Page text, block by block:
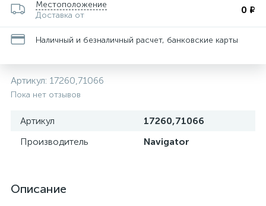
Местоположение
Доставка от
0 ₽
Наличный и безналичный расчет, банковские карты
Артикул: 17260,71066
Пока нет отзывов
Артикул
17260,71066
Производитель
Navigator
Описание